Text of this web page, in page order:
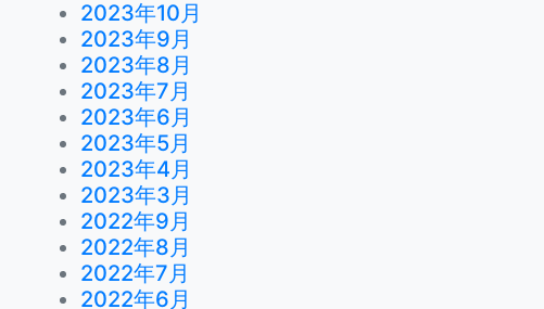
2023年10月
2023年9月
2023年8月
2023年7月
2023年6月
2023年5月
2023年4月
2023年3月
2022年9月
2022年8月
2022年7月
2022年6月